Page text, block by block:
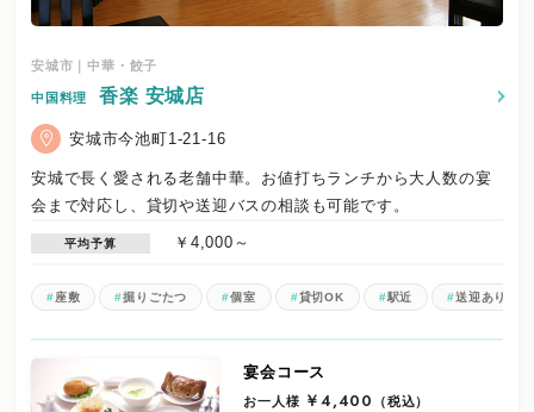
安城市｜中華・餃子
中国料理 香楽 安城店
安城市今池町1-21-16
安城で長く愛される老舗中華。お値打ちランチから大人数の宴
会まで対応し、貸切や送迎バスの相談も可能です。
平均予算 ￥4,000～
座敷 掘りごたつ 個室 貸切OK 駅近 送迎あり
宴会コース
お一人様 ￥4,400
（税込）